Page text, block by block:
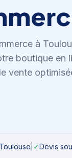
à
boutique en
vente
Toulouse ✓Devis